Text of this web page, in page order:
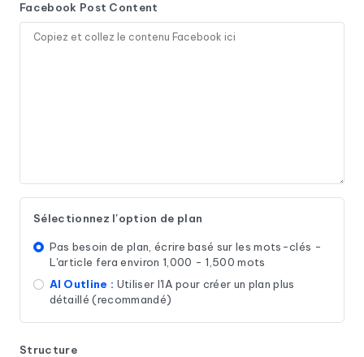
Facebook Post Content
Sélectionnez l'option de plan
Pas besoin de plan, écrire basé sur les mots-clés -
L'article fera environ 1,000 - 1,500 mots
AI Outline : Utiliser l'IA pour créer un plan plus
détaillé (recommandé)
Structure